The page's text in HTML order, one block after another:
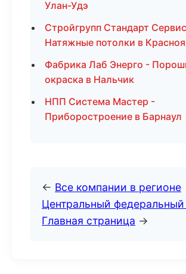
Улан-Удэ
Стройгрупп Стандарт
Натяжные потолки в
Фабрика Лаб Энерго -
окраска в Нальчик
НПП Система Мастер -
Приборостроение в Барнаул
← Все компании в регионе
Центральный федеральный
Главная страница →